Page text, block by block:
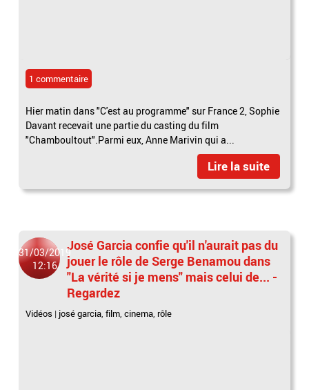
1 commentaire
Hier matin dans "C'est au programme" sur France 2, Sophie
Davant recevait une partie du casting du film
"Chamboultout".Parmi eux, Anne Marivin qui a...
Lire la suite
31/03/2019
12:16
José Garcia confie qu'il n'aurait pas du
jouer le rôle de Serge Benamou dans
"La vérité si je mens" mais celui de... -
Regardez
Vidéos | josé garcia,film,cinema, rôle